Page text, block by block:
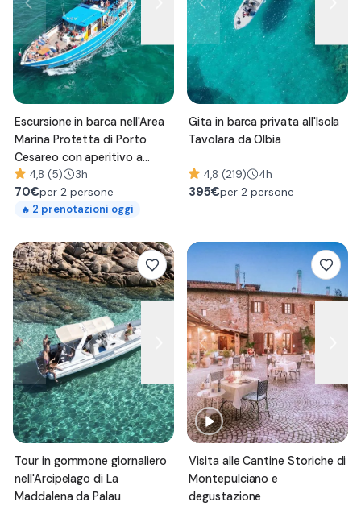
Escursione in barca nell'Area
Marina Protetta di Porto
Cesareo con aperitivo a
bordo4,8 (5) 3h
70€per 2 persone
🔥 2 prenotazioni oggi
Gita in barca privata all'Isola
Tavolara da Olbia
4,8 (219) 4h
395€per 2 persone
Tour in gommone giornaliero
nell'Arcipelago di La
Maddalena da Palau
Visita alle Cantine Storiche di
Montepulciano e
degustazione